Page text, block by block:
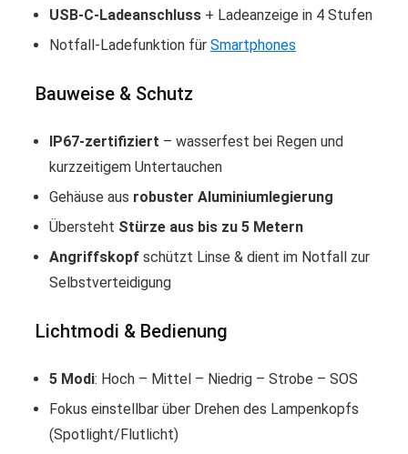
USB-C-Ladeanschluss + Ladeanzeige in 4 Stufen
Notfall-Ladefunktion für Smartphones
Bauweise & Schutz
IP67-zertifiziert – wasserfest bei Regen und
kurzzeitigem Untertauchen
Gehäuse aus robuster Aluminiumlegierung
Übersteht Stürze aus bis zu 5 Metern
Angriffskopf schützt Linse & dient im Notfall zur
Selbstverteidigung
Lichtmodi & Bedienung
5 Modi: Hoch – Mittel – Niedrig – Strobe – SOS
Fokus einstellbar über Drehen des Lampenkopfs
(Spotlight/Flutlicht)